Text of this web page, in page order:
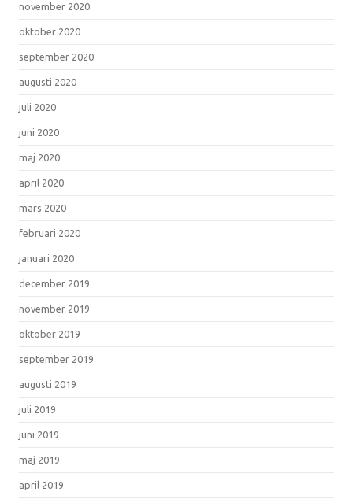
november 2020
oktober 2020
september 2020
augusti 2020
juli 2020
juni 2020
maj 2020
april 2020
mars 2020
februari 2020
januari 2020
december 2019
november 2019
oktober 2019
september 2019
augusti 2019
juli 2019
juni 2019
maj 2019
april 2019